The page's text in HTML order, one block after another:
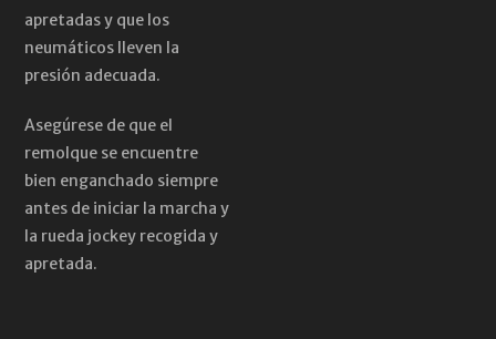
apretadas y que los
neumáticos lleven la
presión adecuada.
Asegúrese de que el
remolque se encuentre
bien enganchado siempre
antes de iniciar la marcha y
la rueda jockey recogida y
apretada.